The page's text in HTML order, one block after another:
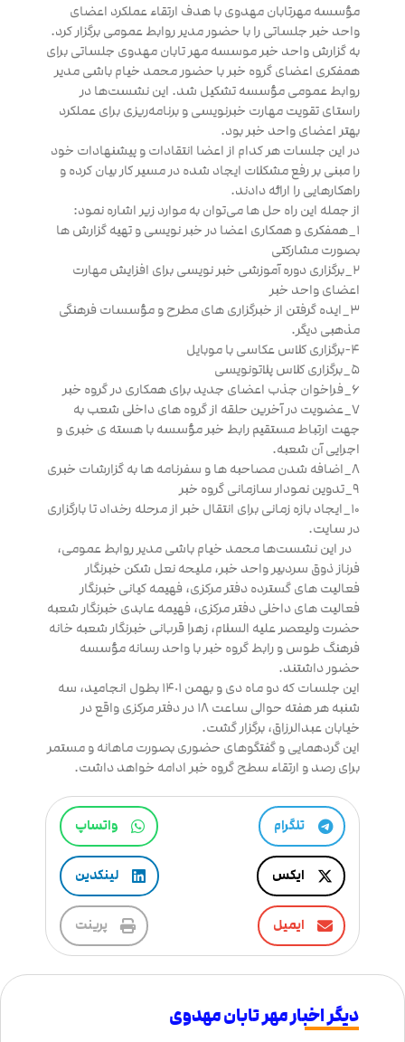
مؤسسه مهرتابان مهدوی با هدف ارتقاء عملکرد اعضای
واحد خبر جلساتی را با حضور مدیر روابط عمومی برگزار کرد.
به گزارش واحد خبر موسسه مهر تابان مهدوی جلساتی برای
همفکری اعضای گروه خبر با حضور محمد خیام باشی مدیر
روابط عمومی مؤسسه تشکیل شد. این نشست‌ها در
راستای تقویت مهارت خبرنویسی و برنامه‌ریزی برای عملکرد
بهتر اعضای واحد خبر بود.
در این جلسات هر کدام از اعضا انتقادات و پیشنهادات خود
را مبنی بر رفع مشکلات ایجاد شده در مسیر کار بیان کرده و
راهکارهایی را ارائه دادند.
از جمله این راه حل ها می‌توان به موارد زیر اشاره نمود:
۱_همفکری و همکاری اعضا در خبر نویسی و تهیه گزارش ها
بصورت مشارکتی
۲_برگزاری دوره آموزشی خبر نویسی برای افزایش مهارت
اعضای واحد خبر
۳_ایده گرفتن از خبرگزاری های مطرح و مؤسسات فرهنگی
مذهبی دیگر.
۴-برگزاری کلاس عکاسی با موبایل
۵_برگزاری کلاس پلاتونویسی
۶_فراخوان جذب اعضای جدید برای همکاری در گروه خبر
۷_عضویت در آخرین حلقه از گروه های داخلی شعب به
جهت ارتباط مستقیم رابط خبر مؤسسه با هسته ی خبری و
اجرایی آن شعبه.
۸_اضافه شدن مصاحبه ها و سفرنامه ها به گزارشات خبری
۹_تدوین نمودار سازمانی گروه خبر
۱۰_ایجاد بازه زمانی برای انتقال خبر از مرحله رخداد تا بارگزاری
در سایت.
در این نشست‌ها محمد خیام باشی مدیر روابط عمومی،
فرناز ذوق سردبیر واحد خبر، ملیحه نعل شکن خبرنگار
فعالیت های گسترده دفتر مرکزی، فهیمه کیانی خبرنگار
فعالیت های داخلی دفتر مرکزی، فهیمه عابدی خبرنگار شعبه
حضرت ولیعصر علیه السلام، زهرا قربانی خبرنگار شعبه خانه
فرهنگ طوس و رابط گروه خبر با واحد رسانه مؤسسه
حضور داشتند.
این جلسات که دو ماه دی و بهمن ١۴٠١ بطول انجامید، سه
شنبه هر هفته حوالی ساعت ١٨ در دفتر مرکزی واقع در
خیابان عبدالرزاق، برگزار گشت.
این گردهمایی و گفتگوهای حضوری بصورت ماهانه و مستمر
برای رصد و ارتقاء سطح گروه خبر ادامه خواهد داشت.
تلگرام واتساپ
ایکس لینکدین
ایمیل پرینت
دیگر اخبار مهر تابان مهدوی